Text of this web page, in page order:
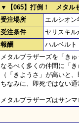
▼【065】打倒！ メタル
受注場所
エルシオン
受注条件
ヤリスキ
報酬
ハルベルト
メタルブラザーズを「き
なるべく多くの仲間に「
（「きようさ」が高いと
ちなみに、即死ではない
メタルブラザーズはサン